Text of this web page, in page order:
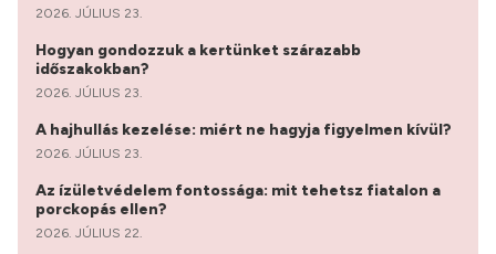
2026. JÚLIUS 23.
Hogyan gondozzuk a kertünket szárazabb
időszakokban?
2026. JÚLIUS 23.
A hajhullás kezelése: miért ne hagyja figyelmen kívül?
2026. JÚLIUS 23.
Az ízületvédelem fontossága: mit tehetsz fiatalon a
porckopás ellen?
2026. JÚLIUS 22.